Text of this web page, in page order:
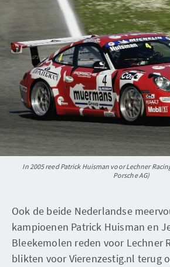
In 2005 reed Patrick Huisman voor Lechner
Porsche AG)
Ook de beide Nederlandse
kampioenen Patrick Huisman en
Bleekemolen reden voor Lechner
blikten voor Vierenzestig.nl terug